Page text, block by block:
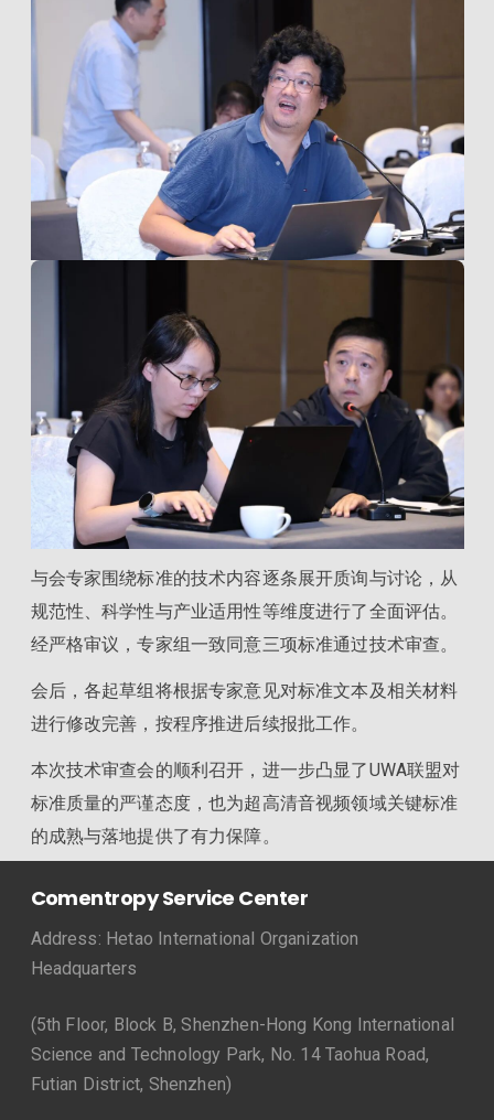
与会专家围绕标准的技术内容逐条展开质询与讨论，从
规范性、科学性与产业适用性等维度进行了全面评估。
经严格审议，专家组一致同意三项标准通过技术审查。
会后，各起草组将根据专家意见对标准文本及相关材料
进行修改完善，按程序推进后续报批工作。
本次技术审查会的顺利召开，进一步凸显了UWA联盟对
标准质量的严谨态度，也为超高清音视频领域关键标准
的成熟与落地提供了有力保障。
Comentropy Service Center
Address: Hetao International Organization
Headquarters
(5th Floor, Block B, Shenzhen-Hong Kong International
Science and Technology Park, No. 14 Taohua Road,
Futian District, Shenzhen)